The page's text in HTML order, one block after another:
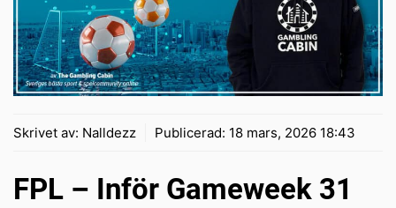
Skrivet av: Nalldezz Publicerad: 18 mars, 2026 18:43
FPL – Inför Gameweek 31